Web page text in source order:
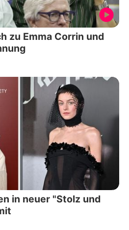
zu Emma Corrin und
in neuer "Stolz und